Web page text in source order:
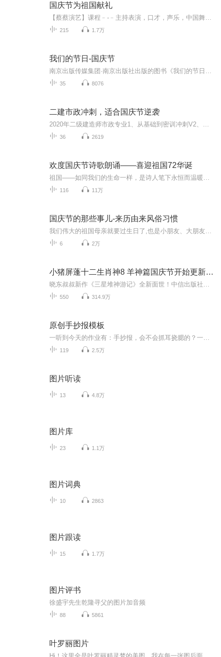
国庆节为祖国献礼
215 1.7万
我们的节日-国庆节
35 8076
二建市政冲刺，适合国庆节逆袭
36 2619
欢度国庆节诗歌朗诵——喜迎祖国72华诞
116 11万
国庆节的那些事儿-来历由来风俗习惯
6 2万
小猪屏蓬十二生肖神8 羊神篇国庆节开始更新啦！
550 314.9万
原创手抄报模板
119 2.5万
图片听读
13 4.8万
图片库
23 1.1万
图片词典
10 2863
图片跟读
15 1.7万
图片评书
徐盛宇先生乾隆寻父的图片加音频
88 5861
叶罗丽图片